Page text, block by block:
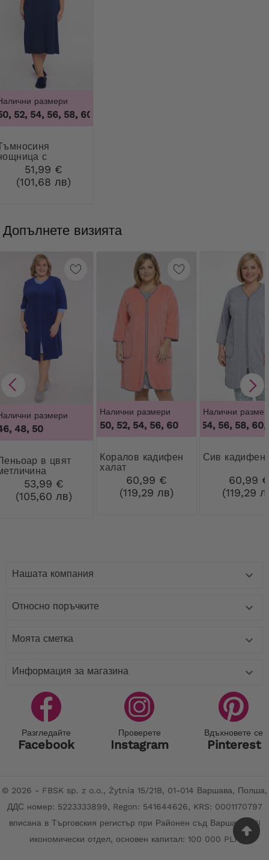
размери
52, 54, 56, 58, 60, 62
с
Mewa
51,99 €
(101,68 лв)
Допълнете визията
размери
48, 50
цвят
53,99 €
(105,60 лв)
Налични размери
50, 52, 54, 56, 60
Коралов кадифен
халат
60,99 €
(119,29 лв)
Налични
50, 52, 54, 56, 58, 60,
Сив кадифен
60,99
(119,29
Нашата компания 
Относно поръчките 
Моята сметка 
Информация за магазина 
Разгледайте
Facebook
Проверете
Instagram
Вдъхновете се
Pinterest
© 2026 - FBSK sp. z o.o., Żytnia 15/21B, 01-014 Варшава, Полша,
ДДС номер: 5223333899, Regon: 541644626, KRS: 0001170797
вписана в Търговския регистър при Районен съд Варшава, XII
икономически отдел, основен капитал: 100 000 PLN